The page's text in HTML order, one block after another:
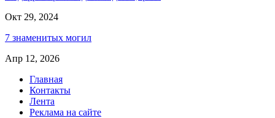
Окт 29, 2024
7 знаменитых могил
Апр 12, 2026
Главная
Контакты
Лента
Реклама на сайте